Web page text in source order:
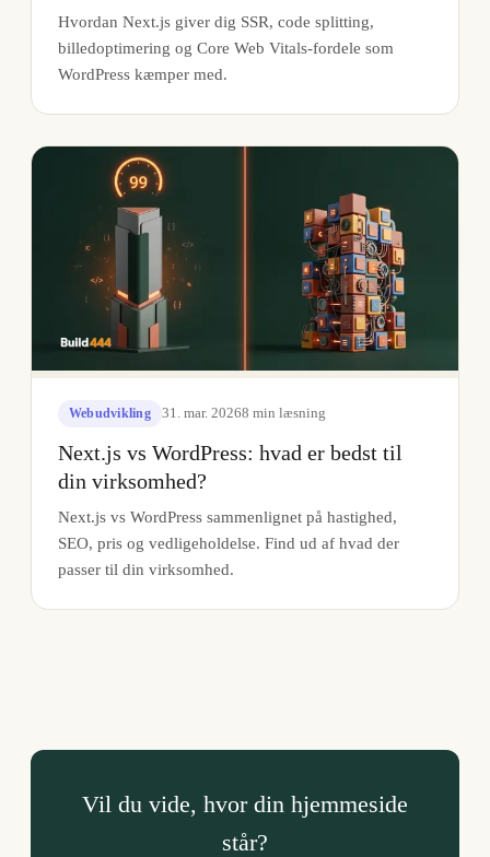
Hvordan Next.js giver dig SSR, code splitting,
billedoptimering og Core Web Vitals-fordele som
WordPress kæmper med.
Webudvikling 31. mar. 20268 min læsning
Next.js vs WordPress: hvad er bedst til
din virksomhed?
Next.js vs WordPress sammenlignet på hastighed,
SEO, pris og vedligeholdelse. Find ud af hvad der
passer til din virksomhed.
Vil du vide, hvor din hjemmeside
står?